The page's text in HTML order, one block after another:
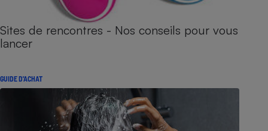
Sites de rencontres - Nos conseils pour vous
lancer
GUIDE D'ACHAT